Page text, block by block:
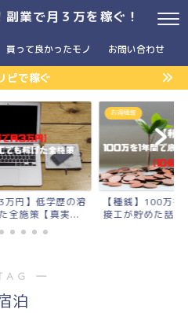
業で月３万を稼ぐ！
買って良かったモノ お問い合わせ
ピで稼ぐ
の溶
実...
お得情報
【種銭】100万を1年間で底辺
接工が貯めた話【10個の...
―
泊